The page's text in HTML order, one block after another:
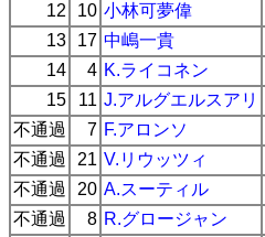
12
10 小林可夢偉
13
17 中嶋一貴
14
4 K.ライコネン
15
11 J.アルグエルスアリ
不通過
7 F.アロンソ
不通過
21 V.リウッツィ
不通過
20 A.スーティル
不通過
8 R.グロージャン